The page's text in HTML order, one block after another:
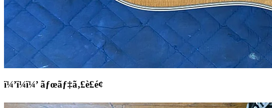
ï¼’ï¼ï¼’ ãƒœãƒ‡ã‚£è£é¢